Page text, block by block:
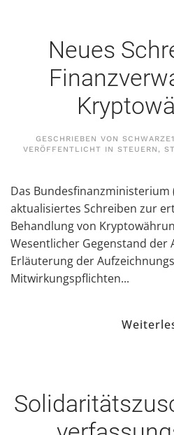
Neues
GESCHRIEBEN VON
VERÖFFENTLICHT IN STEUERN,
Das Bundesfinanzministerium
aktualisiertes Schreiben zur
Behandlung von
Wesentlicher Gegenstand der
Erläuterung der
Mitwirkungspflichten...